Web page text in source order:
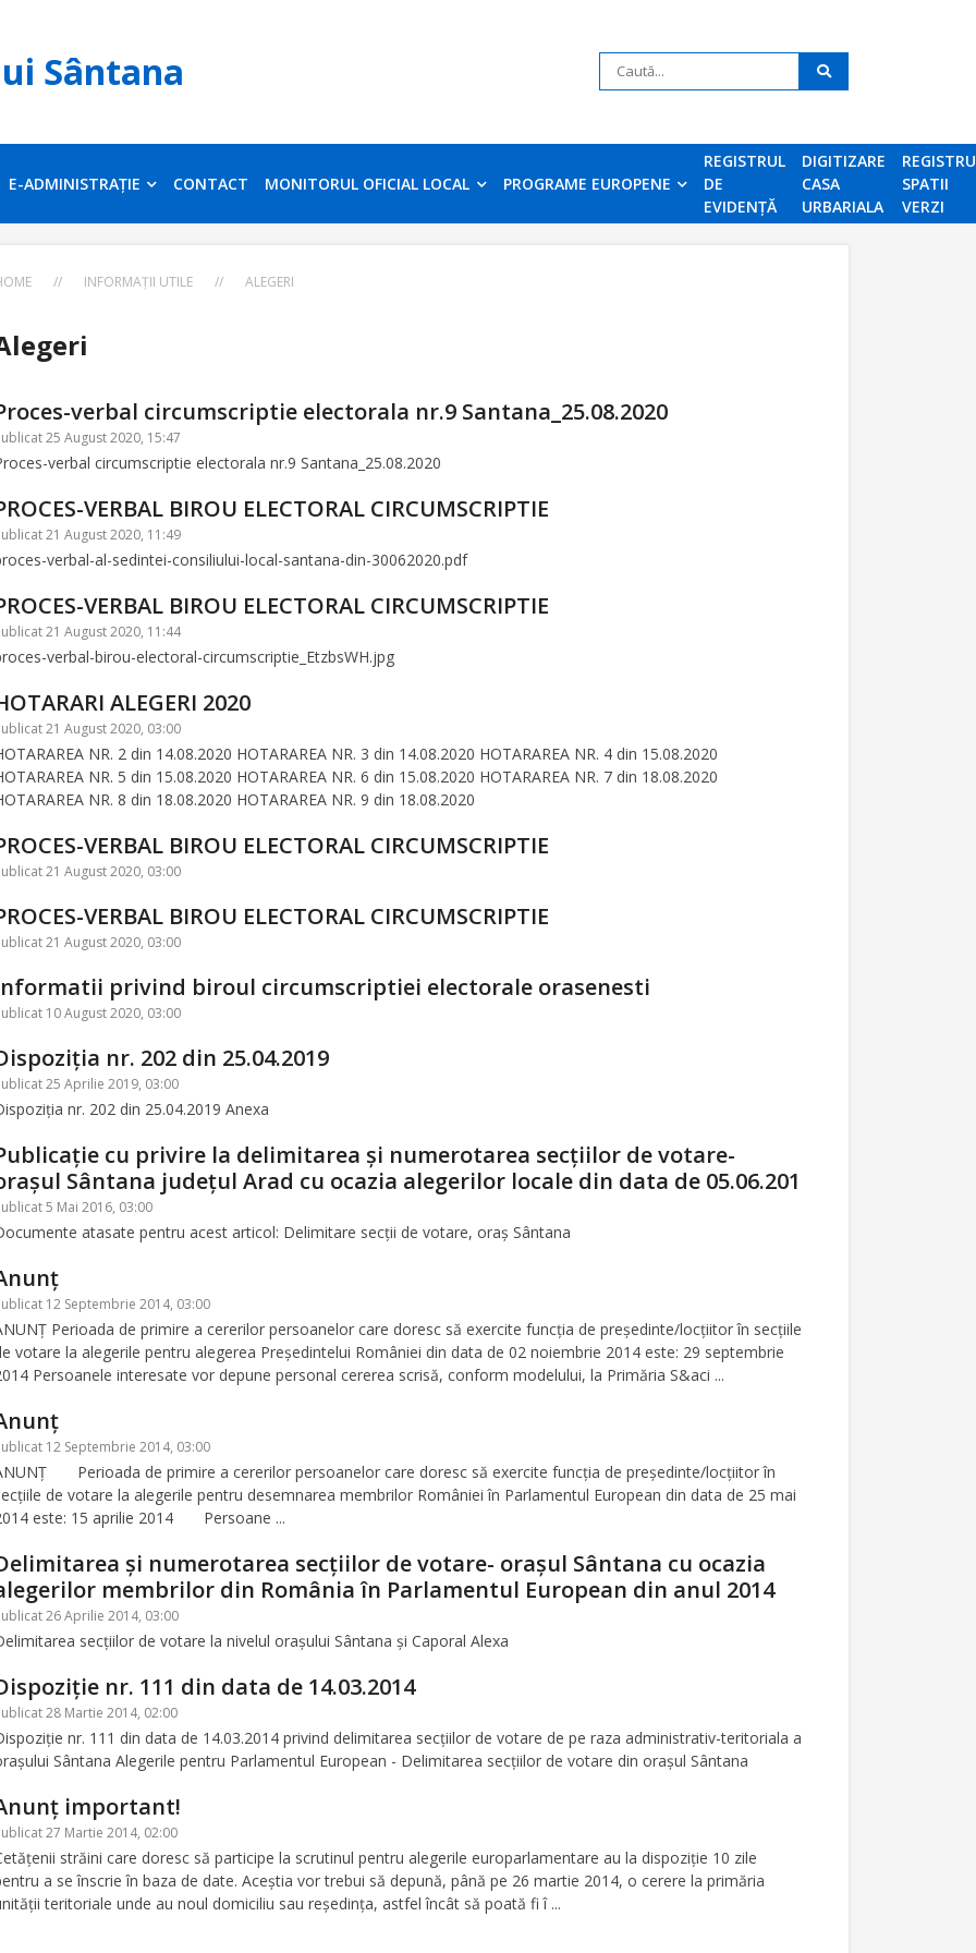
Sântana
E-ADMINISTRAȚIE CONTACT MONITORUL OFICIAL LOCAL PROGRAME EUROPENE
REGISTRUL
DE
EVIDENȚĂ
DIGITIZARE
CASA
URBARIALA
REGISTRU
SPATII
VERZI
// INFORMAȚII UTILE // ALEGERI
verbal circumscriptie electorala nr.9 Santana_25.08.2020
25 August 2020, 15:47
verbal circumscriptie electorala nr.9 Santana_25.08.2020
VERBAL BIROU ELECTORAL CIRCUMSCRIPTIE
21 August 2020, 11:49
verbal-al-sedintei-consiliului-local-santana-din-30062020.pdf
VERBAL BIROU ELECTORAL CIRCUMSCRIPTIE
21 August 2020, 11:44
verbal-birou-electoral-circumscriptie_EtzbsWH.jpg
ALEGERI 2020
21 August 2020, 03:00
NR. 2 din 14.08.2020 HOTARAREA NR. 3 din 14.08.2020 HOTARAREA NR. 4 din 15.08.2020
NR. 5 din 15.08.2020 HOTARAREA NR. 6 din 15.08.2020 HOTARAREA NR. 7 din 18.08.2020
NR. 8 din 18.08.2020 HOTARAREA NR. 9 din 18.08.2020
VERBAL BIROU ELECTORAL CIRCUMSCRIPTIE
21 August 2020, 03:00
VERBAL BIROU ELECTORAL CIRCUMSCRIPTIE
21 August 2020, 03:00
privind biroul circumscriptiei electorale orasenesti
10 August 2020, 03:00
nr. 202 din 25.04.2019
25 Aprilie 2019, 03:00
nr. 202 din 25.04.2019 Anexa
cu privire la delimitarea şi numerotarea secţiilor de votare-
Sântana judeţul Arad cu ocazia alegerilor locale din data de 05.06.201
5 Mai 2016, 03:00
atasate pentru acest articol: Delimitare secții de votare, oraș Sântana
12 Septembrie 2014, 03:00
Perioada de primire a cererilor persoanelor care doresc să exercite funcţia de preşedinte/locţiitor în secţiile
votare la alegerile pentru alegerea Preşedintelui României din data de 02 noiembrie 2014 este: 29 septembrie
Persoanele interesate vor depune personal cererea scrisă, conform modelului, la Primăria S&aci ...
12 Septembrie 2014, 03:00
Perioada de primire a cererilor persoanelor care doresc să exercite funcţia de preşedinte/locţiitor în
de votare la alegerile pentru desemnarea membrilor României în Parlamentul European din data de 25 mai
este: 15 aprilie 2014 Persoane ...
şi numerotarea secţiilor de votare- oraşul Sântana cu ocazia
membrilor din România în Parlamentul European din anul 2014
26 Aprilie 2014, 03:00
secţiilor de votare la nivelul oraşului Sântana şi Caporal Alexa
nr. 111 din data de 14.03.2014
28 Martie 2014, 02:00
nr. 111 din data de 14.03.2014 privind delimitarea secţiilor de votare de pe raza administrativ-teritoriala a
Sântana Alegerile pentru Parlamentul European - Delimitarea secţiilor de votare din oraşul Sântana
important!
27 Martie 2014, 02:00
străini care doresc să participe la scrutinul pentru alegerile europarlamentare au la dispoziţie 10 zile
a se înscrie în baza de date. Aceştia vor trebui să depună, până pe 26 martie 2014, o cerere la primăria
teritoriale unde au noul domiciliu sau reşedinţa, astfel încât să poată fi î ...